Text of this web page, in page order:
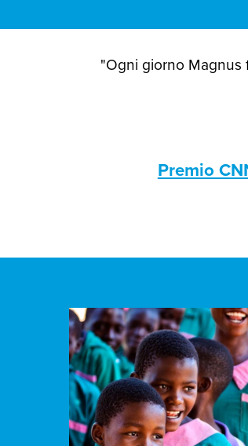
"Ogni giorno Magnus
Premio